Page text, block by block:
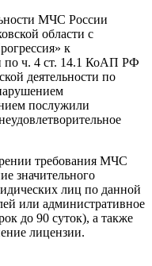
МЧС России
области с
к
по ч. 4 ст. 14.1 КоАП РФ
деятельности по
послужили
требования МЧС
значительного
лиц по данной
или административное
до 90 суток), а также
лицензии.